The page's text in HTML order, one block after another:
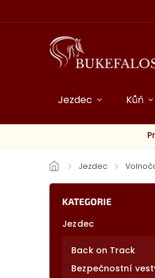
Jezdec Kůň
/ Jezdec /
KATEGORIE
Jezdec
Back on Track
Bezpečnostní